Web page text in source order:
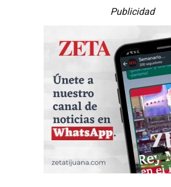
Publicidad